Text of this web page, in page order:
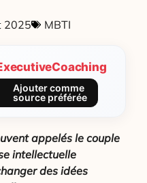
2025 MBTI
Ajouter comme
source préférée
appelés le couple
intellectuelle
des idées